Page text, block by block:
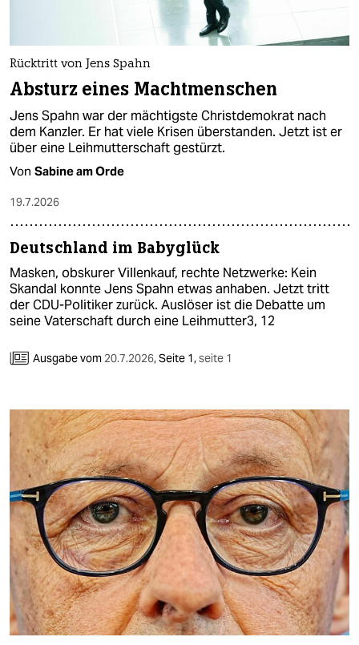
Rücktritt von Jens Spahn
Absturz eines Machtmenschen
Jens Spahn war der mächtigste Christdemokrat nach
dem Kanzler. Er hat viele Krisen überstanden. Jetzt ist er
über eine Leihmutterschaft gestürzt.
Von Sabine am Orde
19.7.2026
Deutschland im Babyglück
Masken, obskurer Villenkauf, rechte Netzwerke: Kein
Skandal konnte Jens Spahn etwas anhaben. Jetzt tritt
der CDU-Politiker zurück. Auslöser ist die Debatte um
seine Vaterschaft durch eine Leihmutter3, 12
Ausgabe vom 20.7.2026,Seite 1,seite 1